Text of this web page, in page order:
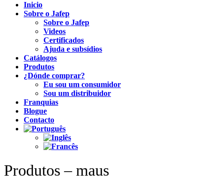
Inicio
Sobre o Jafep
Sobre o Jafep
Videos
Certificados
Ajuda e subsídios
Catálogos
Produtos
¿Dónde comprar?
Eu sou um consumidor
Sou um distribuidor
Franquias
Blogue
Contacto
Produtos – maus